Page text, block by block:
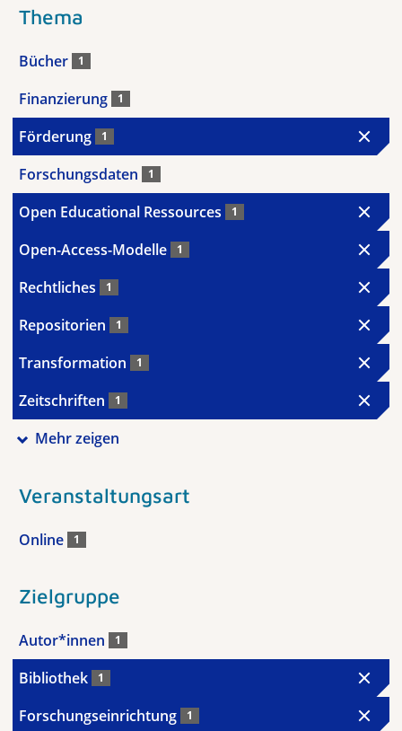
Thema
Bücher 1
Finanzierung 1
Förderung 1
Forschungsdaten 1
Open Educational Ressources 1
Open-Access-Modelle 1
Rechtliches 1
Repositorien 1
Transformation 1
Zeitschriften 1
Mehr zeigen
Veranstaltungsart
Online 1
Zielgruppe
Autor*innen 1
Bibliothek 1
Forschungseinrichtung 1